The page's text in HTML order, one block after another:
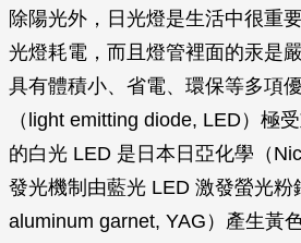
除陽光外，日光燈是生活中很重
光燈耗電，而且燈管裡面的汞是
具有體積小、省電、環保等多項
（light emitting diode, LED）極
的白光 LED 是日本日亞化學（
發光機制由藍光 LED 激發螢光粉
aluminum garnet, YAG）產生黃